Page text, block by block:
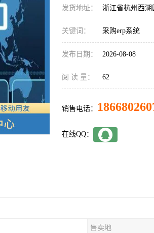
发货地址： 浙江省杭州西湖
关键词： 采购erp系统
发布日期： 2026-08-08
阅 读 量： 62
销售电话：
在线QQ：
售卖地